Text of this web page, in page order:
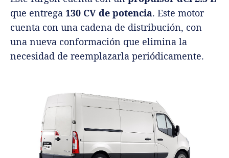
que entrega 130 CV de potencia. Este motor
cuenta con una cadena de distribución, con
una nueva conformación que elimina la
necesidad de reemplazarla periódicamente.